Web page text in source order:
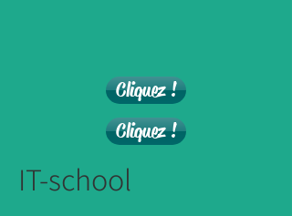
Cliquez !
Cliquez !
IT-school